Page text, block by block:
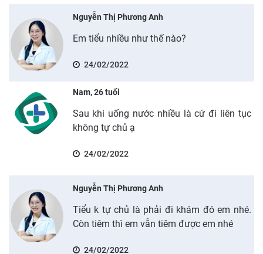
Nguyễn Thị Phương Anh
Em tiểu nhiều như thế nào?
24/02/2022
Nam, 26 tuổi
Sau khi uống nước nhiều là cứ đi liên tục
không tự chủ ạ
24/02/2022
Nguyễn Thị Phương Anh
Tiểu k tự chủ là phải đi khám đó em nhé.
Còn tiêm thì em vẫn tiêm được em nhé
24/02/2022